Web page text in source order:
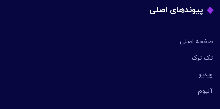
پیوندهای اصلی
صفحه اصلی
تک ترک
ویدیو
آلبوم